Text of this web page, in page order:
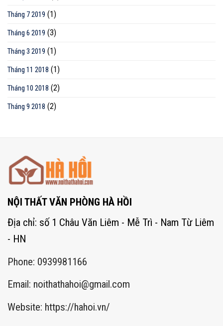
Tháng 7 2019 (1)
Tháng 6 2019 (3)
Tháng 3 2019 (1)
Tháng 11 2018 (1)
Tháng 10 2018 (2)
Tháng 9 2018 (2)
NỘI THẤT VĂN PHÒNG HÀ HỒI
Địa chỉ: số 1 Châu Văn Liêm - Mễ Trì - Nam Từ Liêm
- HN
Phone: 0939981166
Email: noithathahoi@gmail.com
Website: https://hahoi.vn/